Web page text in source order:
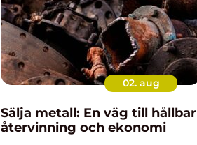
02. aug
Sälja metall: En väg till hållbar
återvinning och ekonomi